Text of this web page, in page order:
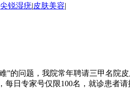
尖锐湿疣|皮肤美容|
”的问题，我院常年聘请三甲名院
每日专家号仅限100名，就诊患者